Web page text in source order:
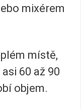
mixérem
místě,
60 až 90
objem.